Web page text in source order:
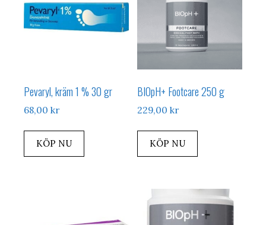
Pevaryl, kräm 1 % 30 gr
68,00 kr
KÖP NU
BIOpH+ Footcare 250 g
229,00kr
KÖP NU